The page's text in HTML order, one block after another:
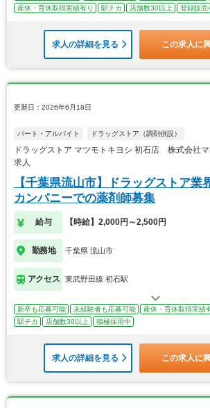
産休・育休取得実績有り
駅チカ 店舗数30以上 登録販売
求人の詳細を見る この求人に
更新日：2026年6月18日
パート・アルバイト ドラッグストア（調剤併設）
ドラッグストア マツモトキヨシ 初石店 株式会社
求人
【千葉県流山市】ドラッグストア業
カンパニーでの薬剤師募集
給与 【時給】2,000円～2,500円
勤務地 千葉県 流山市
アクセス 東武野田線 初石駅
新卒も応募可能 未経験者も応募可能 産休・育休取得実績
駅チカ
店舗数30以上 積極採用中
求人の詳細を見る この求人に